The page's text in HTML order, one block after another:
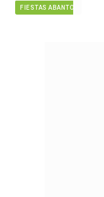
FIESTAS ABANTO ZIERBENA